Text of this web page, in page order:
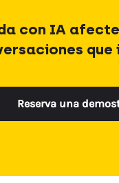
con IA
que
Reserva una